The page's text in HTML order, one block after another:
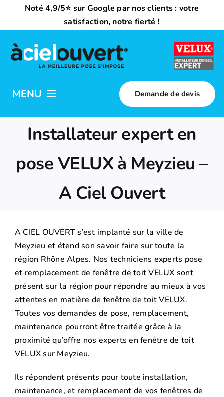
contenu
Noté 4,9/5⭐ sur Google par nos clients : votre
satisfaction, notre fierté !
MENU
Qui sommes-nous ?
Trouvez votre installateur
Demande de devis
Installateur expert en
pose VELUX à Meyzieu –
A Ciel Ouvert
A CIEL OUVERT s’est implanté sur la ville de
Meyzieu et étend son savoir faire sur toute la
région Rhône Alpes. Nos techniciens experts pose
et remplacement de fenêtre de toit VELUX sont
présent sur la région pour répondre au mieux à vos
attentes en matière de fenêtre de toit VELUX.
Toutes vos demandes de pose, remplacement,
maintenance pourront être traitée grâce à la
proximité qu’offre nos experts en fenêtre de toit
VELUX sur Meyzieu.
Ils répondent présents pour toute installation,
maintenance, et remplacement de vos fenêtres de